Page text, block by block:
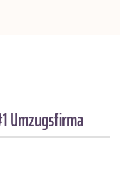
Umzugsfirma